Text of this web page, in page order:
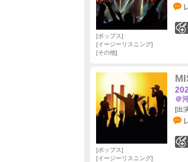
ポップス
イージーリスニング
その他
＠
[出
ポップス
イージーリスニング